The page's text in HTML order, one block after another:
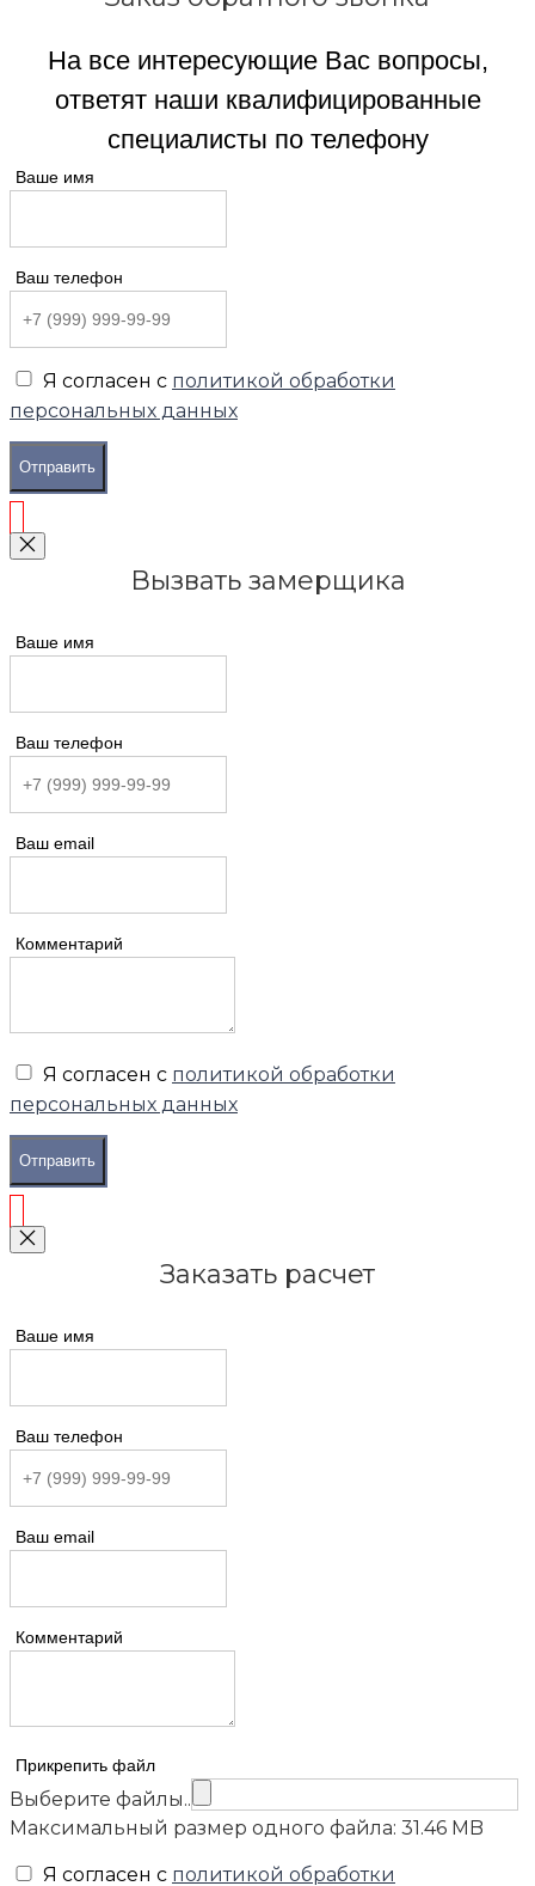
На все интересующие Вас вопросы,
ответят наши квалифицированные
специалисты по телефону
Ваше имя
Ваш телефон
Я согласен с политикой обработки
персональных данных
Отправить
Вызвать замерщика
Ваше имя
Ваш телефон
Ваш email
Комментарий
Я согласен с политикой обработки
персональных данных
Отправить
Заказать расчет
Ваше имя
Ваш телефон
Ваш email
Комментарий
Прикрепить файл
Выберите файлы..
Максимальный размер одного файла: 31.46 MB
Я согласен с политикой обработки